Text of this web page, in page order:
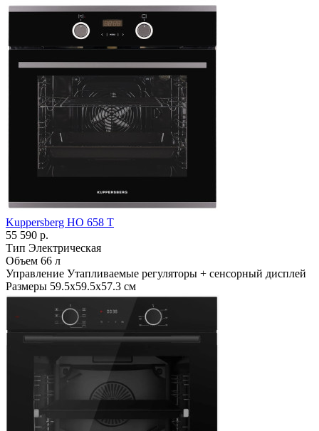
Kuppersberg HO 658 T
55 590 р.
Тип Электрическая
Объем 66 л
Управление Утапливаемые регуляторы + сенсорный дисплей
Размеры 59.5х59.5х57.3 см